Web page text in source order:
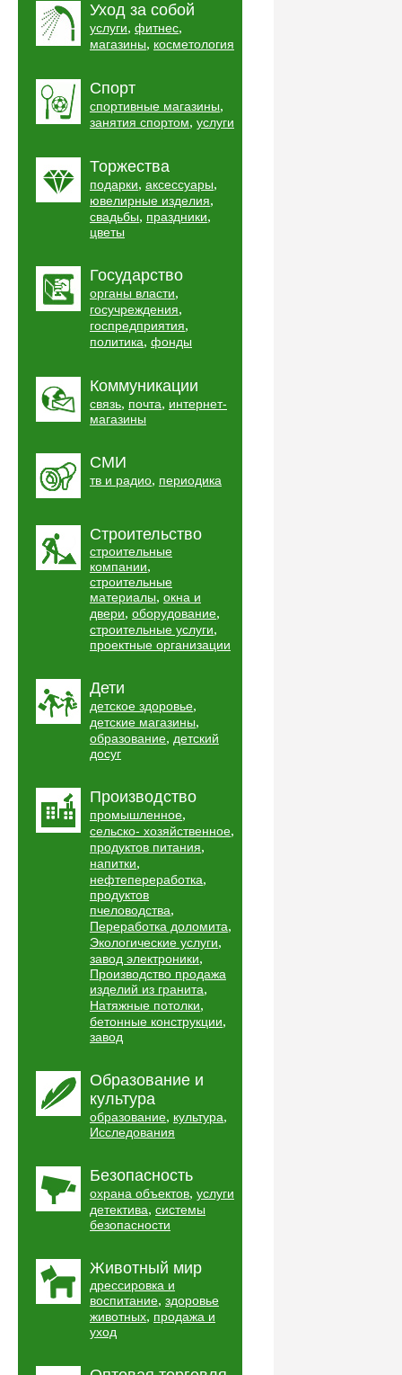
Уход за собой
услуги, фитнес,
магазины, косметология
Спорт
спортивные магазины,
занятия спортом, услуги
Торжества
подарки, аксессуары,
ювелирные изделия,
свадьбы, праздники,
цветы
Государство
органы власти,
госучреждения,
госпредприятия,
политика, фонды
Коммуникации
связь, почта, интернет-
магазины
СМИ
тв и радио, периодика
Строительство
строительные
компании,
строительные
материалы, окна и
двери, оборудование,
строительные услуги,
проектные организации
Дети
детское здоровье,
детские магазины,
образование, детский
досуг
Производство
промышленное,
сельско- хозяйственное,
продуктов питания,
напитки,
нефтепереработка,
продуктов
пчеловодства,
Переработка доломита,
Экологические услуги,
завод электроники,
Производство продажа
изделий из гранита,
Натяжные потолки,
бетонные конструкции,
завод
Образование и
культура
образование, культура,
Исследования
Безопасность
охрана объектов, услуги
детектива, системы
безопасности
Животный мир
дрессировка и
воспитание, здоровье
животных, продажа и
уход